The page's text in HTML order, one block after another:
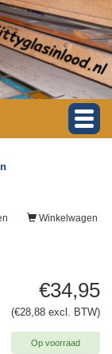
Winkelwagen
€34,95
(€28,88 excl. BTW)
Op voorraad